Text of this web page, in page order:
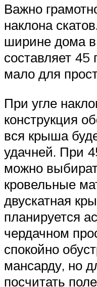
Важно
наклона
ширине дома в
составляет 45
мало для
При угле
конструкция
вся крыша
удачней. При
можно
кровельные
двускатная
планируется
чердачном
спокойно
мансарду, но
посчитать